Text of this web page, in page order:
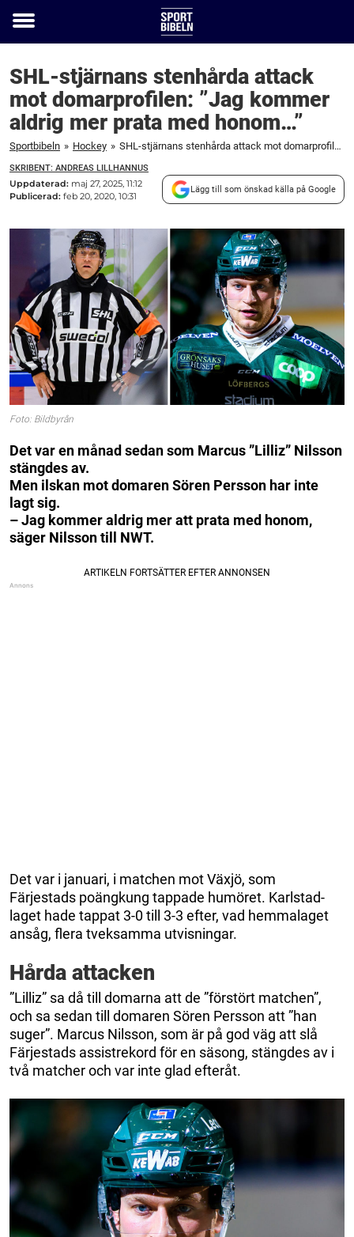
Toggle
SHL-stjärnans stenhårda attack
mot domarprofilen: ”Jag kommer
aldrig mer prata med honom…”
Sportbibeln » Hockey » SHL-stjärnans stenhårda attack mot domarprofilen: ”Jag kommer aldrig mer prata med honom...”
SKRIBENT: ANDREAS LILLHANNUS
Uppdaterad: maj 27, 2025, 11:12
Publicerad: feb 20, 2020, 10:31
Lägg till som önskad källa på Google
Foto: Bildbyrån
Det var en månad sedan som Marcus ”Lilliz” Nilsson
stängdes av.
Men ilskan mot domaren Sören Persson har inte
lagt sig.
– Jag kommer aldrig mer att prata med honom,
säger Nilsson till NWT.
Det var i januari, i matchen mot Växjö, som
Färjestads poängkung tappade humöret. Karlstad-
laget hade tappat 3-0 till 3-3 efter, vad hemmalaget
ansåg, flera tveksamma utvisningar.
Hårda attacken
”Lilliz” sa då till domarna att de ”förstört matchen”,
och sa sedan till domaren Sören Persson att ”han
suger”. Marcus Nilsson, som är på god väg att slå
Färjestads assistrekord för en säsong, stängdes av i
två matcher och var inte glad efteråt.